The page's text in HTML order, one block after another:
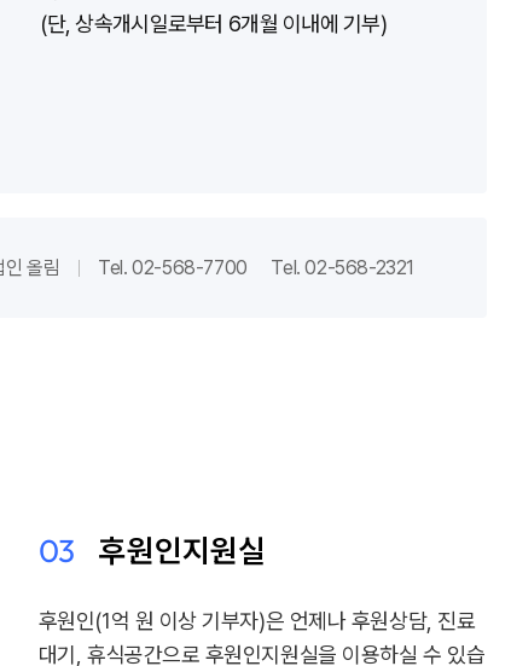
(단, 상속개시일로부터 6개월 이내에 기부)
올림 Tel. 02-568-7700 Tel. 02-568-2321
03 후원인지원실
후원인(1억 원 이상 기부자)은 언제나 후원상담, 진료
대기, 휴식공간으로 후원인지원실을 이용하실 수 있습